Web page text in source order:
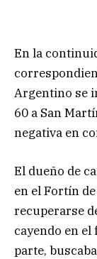
En la
Argentino se
60 a San
negativa en
El dueño de
en el Fortín
recuperarse
cayendo en el
parte,